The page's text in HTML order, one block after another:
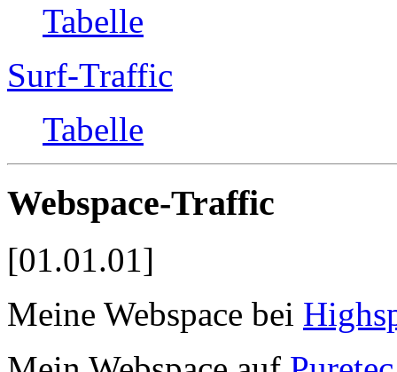
Tabelle
Surf-Traffic
Tabelle
Webspace-Traffic
[01.01.01]
Meine Webspace bei